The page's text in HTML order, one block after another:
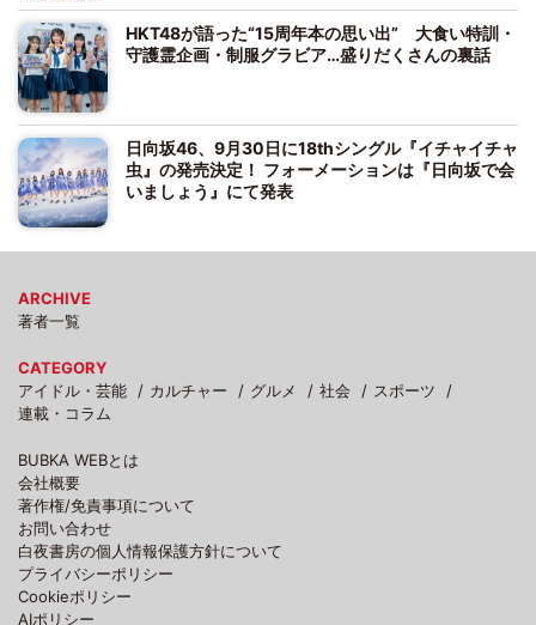
HKT48が語った“15周年本の思い出” 大食い特訓・
守護霊企画・制服グラビア…盛りだくさんの裏話
日向坂46、9月30日に18thシングル『イチャイチャ
虫』の発売決定！ フォーメーションは『日向坂で会
いましょう』にて発表
ARCHIVE
著者一覧
CATEGORY
アイドル・芸能
カルチャー グルメ 社会
スポーツ
連載・コラム
BUBKA WEBとは
会社概要
著作権/免責事項について
お問い合わせ
白夜書房の個人情報保護方針について
プライバシーポリシー
Cookieポリシー
AIポリシー